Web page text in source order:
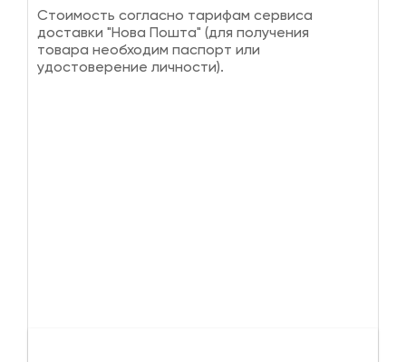
Стоимость согласно тарифам сервиса
доставки "Нова Пошта" (для получения
товара необходим паспорт или
удостоверение личности).